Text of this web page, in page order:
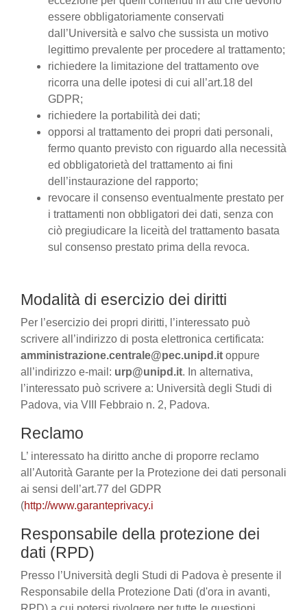
essere obbligatoriamente conservati
dall’Università e salvo che sussista un motivo
legittimo prevalente per procedere al trattamento;
richiedere la limitazione del trattamento ove
ricorra una delle ipotesi di cui all’art.18 del
GDPR;
richiedere la portabilità dei dati;
opporsi al trattamento dei propri dati personali,
fermo quanto previsto con riguardo alla necessità
ed obbligatorietà del trattamento ai fini
dell’instaurazione del rapporto;
revocare il consenso eventualmente prestato per
i trattamenti non obbligatori dei dati, senza con
ciò pregiudicare la liceità del trattamento basata
sul consenso prestato prima della revoca.
Modalità di esercizio dei diritti
Per l’esercizio dei propri diritti, l’interessato può
scrivere all’indirizzo di posta elettronica certificata:
amministrazione.centrale@pec.unipd.it oppure
all’indirizzo e-mail: urp@unipd.it. In alternativa,
l’interessato può scrivere a: Università degli Studi di
Padova, via VIII Febbraio n. 2, Padova.
Reclamo
L’ interessato ha diritto anche di proporre reclamo
all’Autorità Garante per la Protezione dei dati personali
ai sensi dell’art.77 del GDPR
(http://www.garanteprivacy.i
Responsabile della protezione dei
dati (RPD)
Presso l’Università degli Studi di Padova è presente il
Responsabile della Protezione Dati (d'ora in avanti,